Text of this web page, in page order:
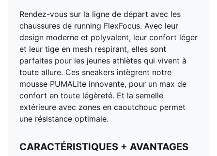
Rendez-vous sur la ligne de départ avec les
chaussures de running FlexFocus. Avec leur
design moderne et polyvalent, leur confort léger
et leur tige en mesh respirant, elles sont
parfaites pour les jeunes athlètes qui vivent à
toute allure. Ces sneakers intègrent notre
mousse PUMALite innovante, pour un max de
confort en toute légèreté. Et la semelle
extérieure avec zones en caoutchouc permet
une résistance optimale.
CARACTÉRISTIQUES + AVANTAGES